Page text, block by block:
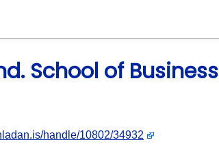
School of Business
handle/10802/34932